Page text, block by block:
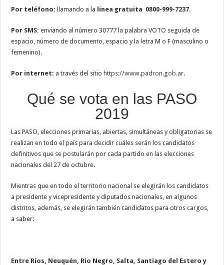
Por teléfono: llamando a la línea gratuita 0800-999-7237.
Por SMS: enviando al número 30777 la palabra VOTO seguida de
espacio, número de documento, espacio y la letra M o F (masculino o
femenino).
Por internet: a través del sitiohttps://www.padron.gob.ar.
Qué se vota en las PASO
2019
Las PASO, elecciones primarias, abiertas, simultáneas y obligatorias se
realizan en todo el país para decidir cuáles serán los candidatos
definitivos que se postularán por cada partido en las elecciones
nacionales del 27 de octubre.
Mientras que en todo el territorio nacional se elegirán los candidatos
a presidente y vicepresidente y diputados nacionales, en algunos
distritos, además, se elegirán también candidatos para otros cargos,
a saber:
Entre Ríos, Neuquén, Río Negro, Salta, Santiago del Estero y